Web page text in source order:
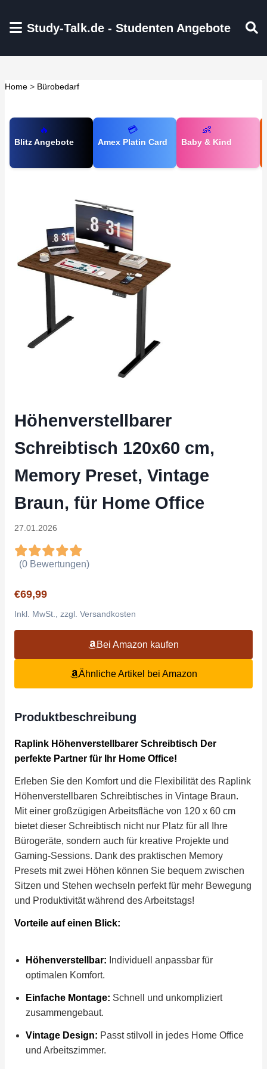
Study-Talk.de - Studenten Angebote
Home > Bürobedarf
🔥
Blitz Angebote
💳
Amex Platin Card
👶
Baby & Kind
Höhenverstellbarer
Schreibtisch 120x60 cm,
Memory Preset, Vintage
Braun, für Home Office
27.01.2026
(0 Bewertungen)
€69,99
Inkl. MwSt., zzgl. Versandkosten
Bei Amazon kaufen
Ähnliche Artikel bei Amazon
Produktbeschreibung
Raplink Höhenverstellbarer Schreibtisch Der
perfekte Partner für Ihr Home Office!
Erleben Sie den Komfort und die Flexibilität des Raplink
Höhenverstellbaren Schreibtisches in Vintage Braun.
Mit einer großzügigen Arbeitsfläche von 120 x 60 cm
bietet dieser Schreibtisch nicht nur Platz für all Ihre
Bürogeräte, sondern auch für kreative Projekte und
Gaming-Sessions. Dank des praktischen Memory
Presets mit zwei Höhen können Sie bequem zwischen
Sitzen und Stehen wechseln perfekt für mehr Bewegung
und Produktivität während des Arbeitstags!
Vorteile auf einen Blick:
Höhenverstellbar: Individuell anpassbar für
optimalen Komfort.
Einfache Montage: Schnell und unkompliziert
zusammengebaut.
Vintage Design: Passt stilvoll in jedes Home Office
und Arbeitszimmer.